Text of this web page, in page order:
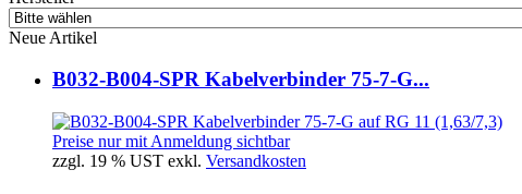
Neue Artikel
B032-B004-SPR Kabelverbinder 75-7-G...
Preise nur mit Anmeldung sichtbar
zzgl. 19 % UST exkl. Versandkosten